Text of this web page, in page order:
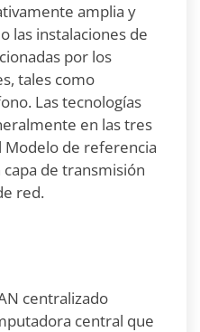
amplia y
las instalaciones de
por los
tales como
Las tecnologías
en las tres
Modelo de referencia
capa de transmisión
red.
centralizado
central que